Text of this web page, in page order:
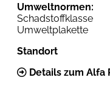
Umweltnormen:
Schadstoffklasse
Umweltplakette
Standort
Details zum Alfa